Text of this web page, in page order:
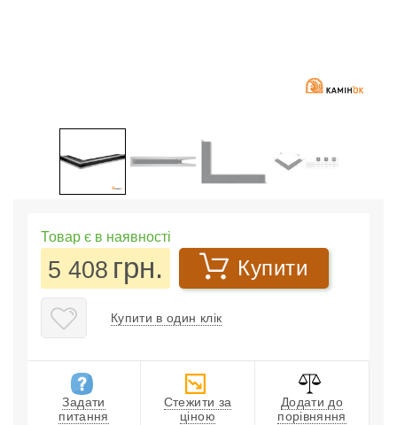
Товар є в наявності
5 408 грн. Купити
Купити в один клік
Задати
питання
Стежити за
ціною
Додати до
порівняння